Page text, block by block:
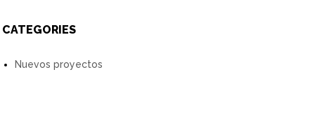
CATEGORIES
Nuevos proyectos